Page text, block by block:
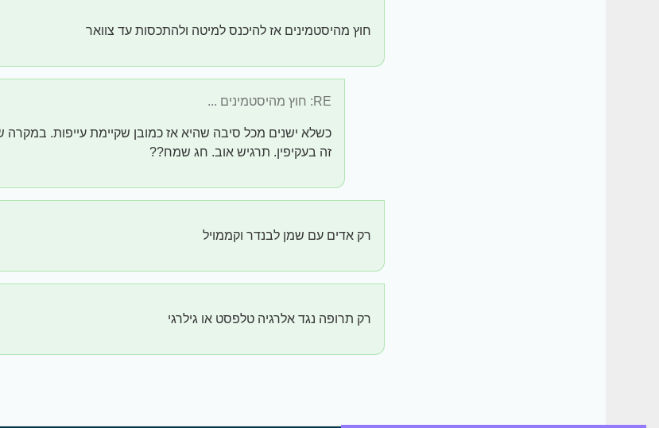
חוץ מהיסטמינים אז להיכנס למיטה ולהתכסות עד צוואר
RE: חוץ מהיסטמינים ...
כשלא ישנים מכל סיבה שהיא אז כמובן שקיימת עייפות. במקרה
זה בעקיפין. תרגיש אוב. חג שמח??
רק אדים עם שמן לבנדר וקממויל
רק תרופה נגד אלרגיה טלפסט או גילרגי